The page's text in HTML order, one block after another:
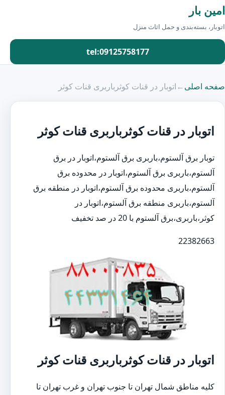
امین بار
اتوبار، بسته‌بندی و حمل اثاث منزل
tel:09125758177
صفحه اصلی←اتوبار در قنات کوثرباربری قنات کوثر
اتوبار در قنات کوثرباربری قنات کوثر
توبار برق آلستوم،باربری برق آلستوم،اتوبار در برق
آلستوم،باربری برق آلستوم،اتوبار در محدوده برق
آلستوم،باربری محدوده برق آلستوم،اتوبار در منطقه برق
آلستوم،باربری منطقه برق آلستوم،اتوبار در
کوثر،باربری،برق آلستوم با 20 در صد تخفیف
22382663
اتوبار در قنات کوثرباربری قنات کوثر
کلیه مناطق شمال تهران تا جنوب تهران و غرب تهران تا